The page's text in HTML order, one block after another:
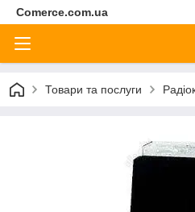
Comerce.com.ua
Товари та послуги